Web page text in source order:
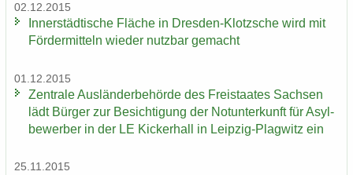
02.12.2015
In­ner­städ­ti­sche Flä­che in Dresden-​Klotzsche wird mit
För­der­mit­teln wie­der nutz­bar ge­macht
01.12.2015
Zen­tra­le Aus­län­der­be­hör­de des Frei­staa­tes Sach­sen
lädt Bür­ger zur Be­sich­ti­gung der Not­un­ter­kunft für Asyl­
be­wer­ber in der LE Ki­cker­hall in Leipzig-​Plagwitz ein
25.11.2015